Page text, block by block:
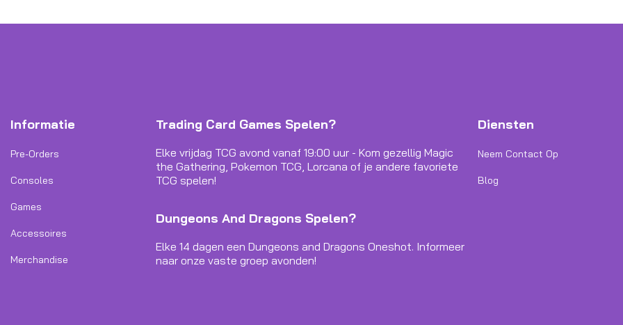
Informatie
Pre-Orders
Consoles
Games
Accessoires
Merchandise
Trading Card Games Spelen?
Elke vrijdag TCG avond vanaf 19:00 uur - Kom gezellig Magic
the Gathering, Pokemon TCG, Lorcana of je andere favoriete
TCG spelen!
Dungeons And Dragons Spelen?
Elke 14 dagen een Dungeons and Dragons Oneshot. Informeer
naar onze vaste groep avonden!
Diensten
Neem Contact Op
Blog